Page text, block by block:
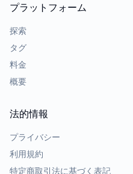
プラットフォーム
探索
タグ
料金
概要
法的情報
プライバシー
利用規約
特定商取引法に基づく表記